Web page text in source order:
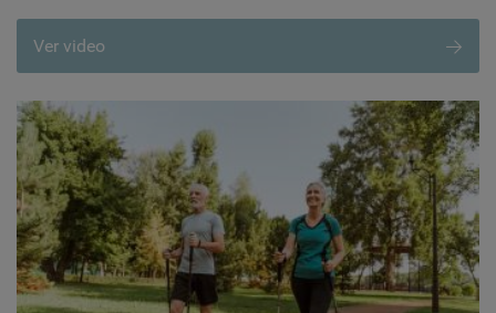
Ver video